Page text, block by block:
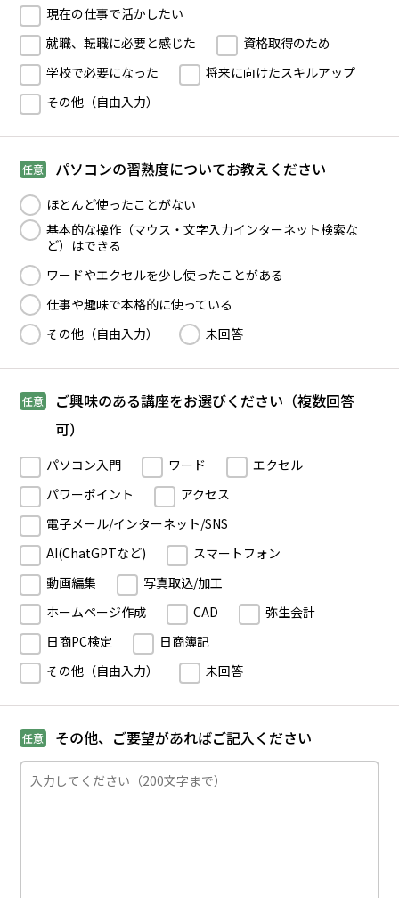
現在の仕事で活かしたい
就職、転職に必要と感じた
資格取得のため
学校で必要になった
将来に向けたスキルアップ
その他（自由入力）
任意 パソコンの習熟度についてお教えください
ほとんど使ったことがない
基本的な操作（マウス・文字入力インターネット検索な
ど）はできる
ワードやエクセルを少し使ったことがある
仕事や趣味で本格的に使っている
その他（自由入力）
未回答
任意
ご興味のある講座をお選びください（複数回答
可）
パソコン入門 ワード
エクセル
パワーポイント
アクセス
電子メール/インターネット/SNS
AI(ChatGPTなど)
スマートフォン
動画編集
写真取込/加工
ホームページ作成
CAD
弥生会計
日商PC検定
日商簿記
その他（自由入力）
未回答
その他、ご要望があればご記入ください
任意